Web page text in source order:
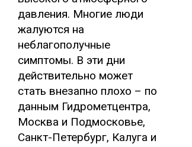
давления. Многие люди
жалуются на
неблагополучные
симптомы. В эти дни
действительно может
стать внезапно плохо – по
данным Гидрометцентра,
Москва и Подмосковье,
Санкт-Петербург, Калуга и